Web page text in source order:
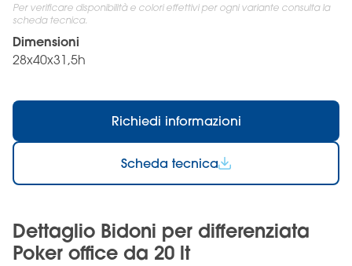
Per verificare disponibilità e colori effettivi per ogni variante consulta la
scheda tecnica.
Dimensioni
28x40x31,5h
Richiedi informazioni
Scheda tecnica
Dettaglio Bidoni per differenziata
Poker office da 20 lt